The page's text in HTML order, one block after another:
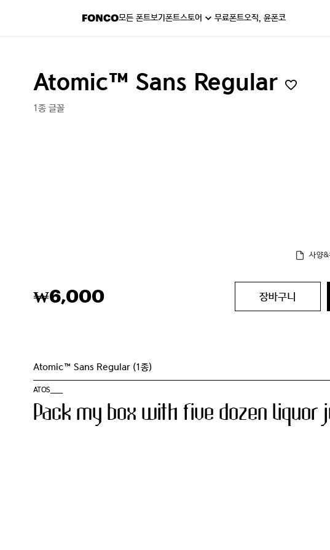
모든 폰트보기폰트스토어 무료폰트오직, 윤폰코
Atomic™ Sans Regular
1종 글꼴
사양&
₩6,000 장바구니
Atomic™ Sans Regular (1종)
ATOS____
Pack my box with five dozen liquor